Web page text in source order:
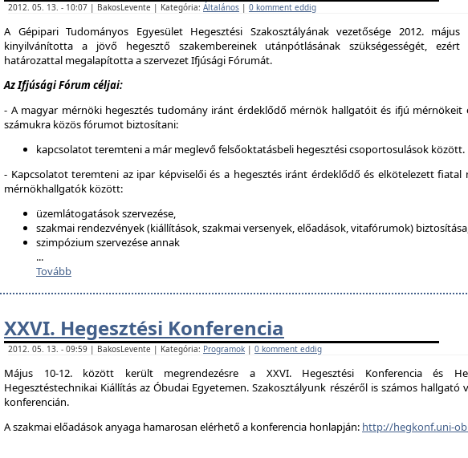
2012. 05. 13. - 10:07 | BakosLevente | Kategória: Általános | 0 komment eddig
A Gépipari Tudományos Egyesület Hegesztési Szakosztályának vezetősége 2012. május
kinyilvánította a jövő hegesztő szakembereinek utánpótlásának szükségességét, ezért
határozattal megalapította a szervezet Ifjúsági Fórumát.
Az Ifjúsági Fórum céljai:
- A magyar mérnöki hegesztés tudomány iránt érdeklődő mérnök hallgatóit és ifjú mérnökeit
számukra közös fórumot biztosítani:
kapcsolatot teremteni a már meglevő felsőoktatásbeli hegesztési csoportosulások között.
- Kapcsolatot teremteni az ipar képviselői és a hegesztés iránt érdeklődő és elkötelezett fiatal
mérnökhallgatók között:
üzemlátogatások szervezése,
szakmai rendezvények (kiállítások, szakmai versenyek, előadások, vitafórumok)
szimpózium szervezése annak
...
Tovább
XXVI. Hegesztési Konferencia
2012. 05. 13. - 09:59 | BakosLevente | Kategória: Programok | 0 komment eddig
Május 10-12. között került megrendezésre a XXVI. Hegesztési Konferencia és
Hegesztéstechnikai Kiállítás az Óbudai Egyetemen. Szakosztályunk részéről is számos hallgató
konferencián.
A szakmai előadások anyaga hamarosan elérhető a konferencia honlapján: http://hegkonf.uni-